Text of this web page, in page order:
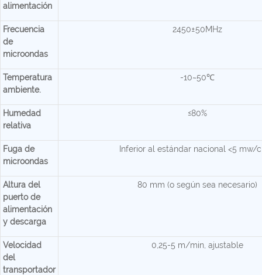
alimentación
Frecuencia
de
microondas
2450±50MHz
Temperatura
ambiente.
-10~50℃
Humedad
relativa
≤80%
Fuga de
microondas
Inferior al estándar nacional <5 mw/
Altura del
puerto de
alimentación
y descarga
80 mm (o según sea necesario)
Velocidad
del
transportador
0,25-5 m/min, ajustable